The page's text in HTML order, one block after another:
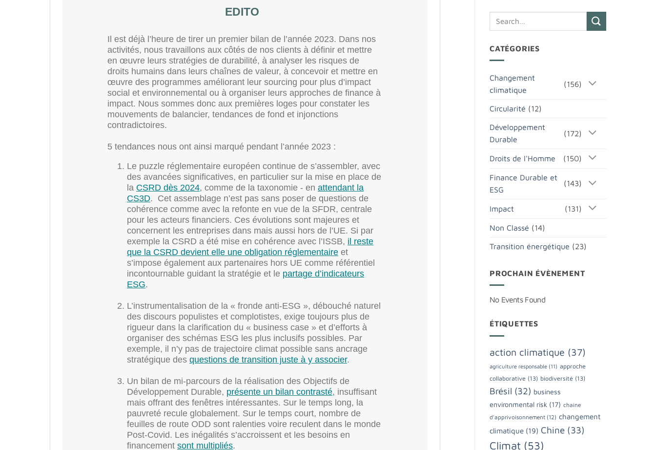
CATÉGORIES
Changement
climatique
(156)
Circularité (12)
Développement
Durable
(172)
Droits de l'Homme (150)
Finance Durable et
ESG
(143)
Impact (131)
Non Classé (14)
Transition énergétique (23)
PROCHAIN ÉVÈNEMENT
No Events Found
ÉTIQUETTES
action climatique (37)
agriculture responsable (11) approche
collaborative (13) biodiversité (13)
Brésil (32) business
environmental risk (17) chaine
d'apprivoisonnement (12) changement
climatique (19) Chine (33)
Climat (53)